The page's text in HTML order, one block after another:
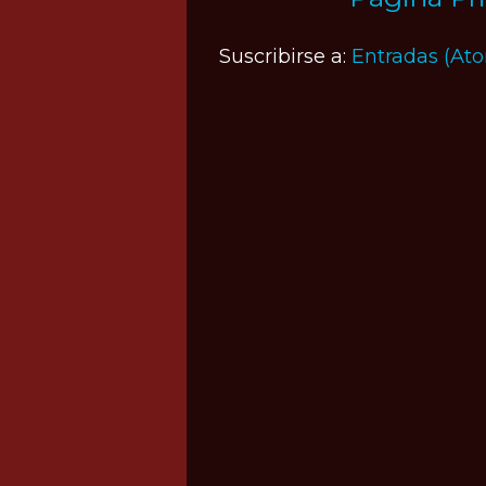
Suscribirse a: Entradas